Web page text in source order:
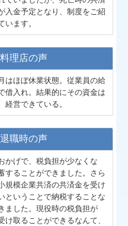
入金予定となり、制度をご紹
ます。
理店の声
はほぼ休業状態。従業員の給
借入れ。結果的にその資金は
営できている。
職時の声
かげで、税負担が少なくな
することができました。さら
規模企業共済の共済金を受け
ということで納税することな
ました。現役時の税負担が
取ることができるなんて、